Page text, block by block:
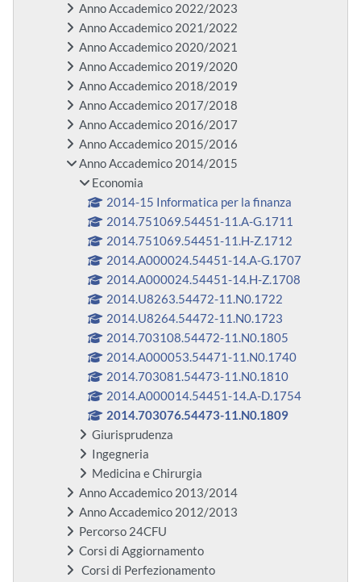
Anno Accademico 2022/2023
Anno Accademico 2021/2022
Anno Accademico 2020/2021
Anno Accademico 2019/2020
Anno Accademico 2018/2019
Anno Accademico 2017/2018
Anno Accademico 2016/2017
Anno Accademico 2015/2016
Anno Accademico 2014/2015
Economia
2014-15 Informatica per la finanza
2014.751069.54451-11.A-G.1711
2014.751069.54451-11.H-Z.1712
2014.A000024.54451-14.A-G.1707
2014.A000024.54451-14.H-Z.1708
2014.U8263.54472-11.N0.1722
2014.U8264.54472-11.N0.1723
2014.703108.54472-11.N0.1805
2014.A000053.54471-11.N0.1740
2014.703081.54473-11.N0.1810
2014.A000014.54451-14.A-D.1754
2014.703076.54473-11.N0.1809
Giurisprudenza
Ingegneria
Medicina e Chirurgia
Anno Accademico 2013/2014
Anno Accademico 2012/2013
Percorso 24CFU
Corsi di Aggiornamento
Corsi di Perfezionamento